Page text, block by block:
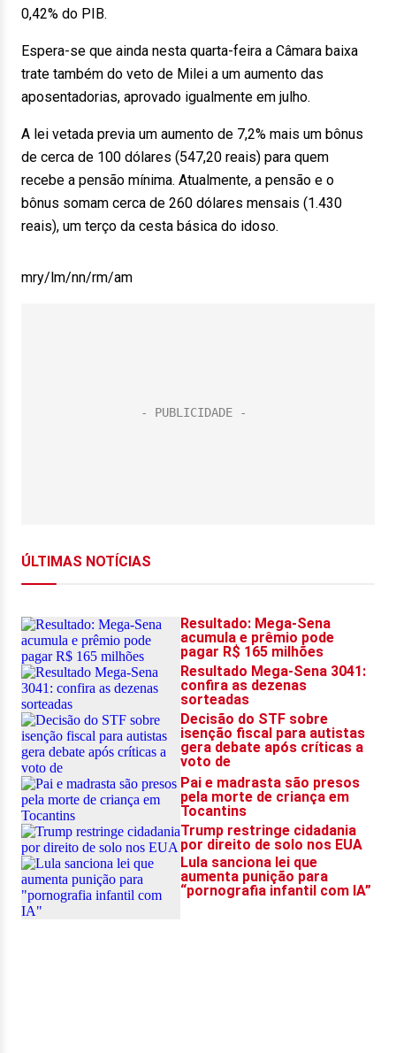
0,42% do PIB.
Espera-se que ainda nesta quarta-feira a Câmara baixa
trate também do veto de Milei a um aumento das
aposentadorias, aprovado igualmente em julho.
A lei vetada previa um aumento de 7,2% mais um bônus
de cerca de 100 dólares (547,20 reais) para quem
recebe a pensão mínima. Atualmente, a pensão e o
bônus somam cerca de 260 dólares mensais (1.430
reais), um terço da cesta básica do idoso.
mry/lm/nn/rm/am